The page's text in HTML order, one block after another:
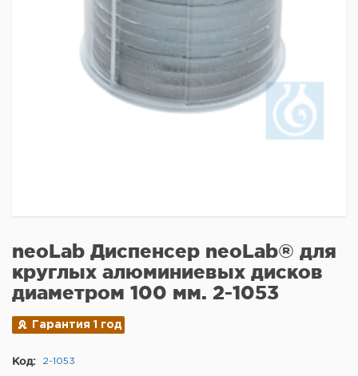
neoLab Диспенсер neoLab® для
круглых алюминиевых дисков
диаметром 100 мм. 2-1053
Гарантия 1 год
Код: 2-1053